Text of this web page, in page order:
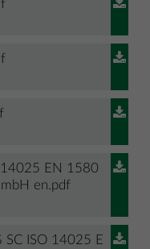
14025 EN 1580
en.pdf
SC ISO 14025 E